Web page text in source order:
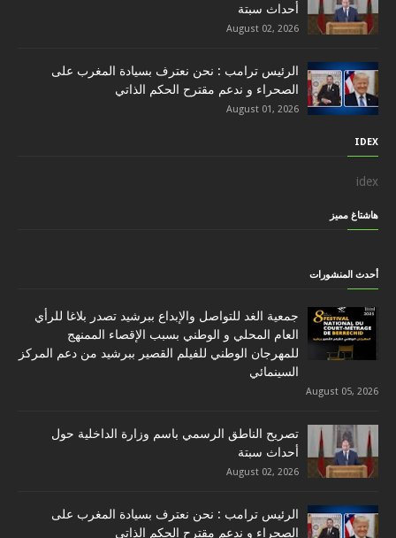
أحداث سبتة
August 02, 2026
الرئيس ترامب : نحن نعترف بسيادة المغرب على
الصحراء و ندعم مقترح الحكم الذاتي
August 01, 2026
IDEX
idex
هاشتاغ مميز
أحدث المنشورات
جمعية الغد للتواصل والإبداع ببرشيد تصدر بلاغا للرأي
العام المحلي و الوطني بسبب الإقصاء الممنهج
للمهرجان الوطني للفيلم القصير ببرشيد من دعم المركز
السينمائي
August 05, 2026
تصريح الناطق الرسمي باسم وزارة الداخلية حول
أحداث سبتة
August 02, 2026
الرئيس ترامب : نحن نعترف بسيادة المغرب على
الصحراء و ندعم مقترح الحكم الذاتي